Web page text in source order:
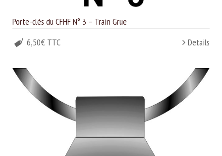
Porte-clés du CFHF N° 3 – Train Grue
6,50€ TTC
Details